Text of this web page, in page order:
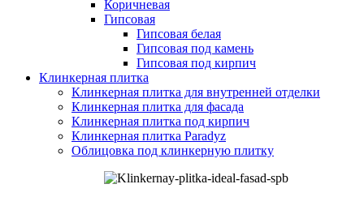
Коричневая
Гипсовая
Гипсовая белая
Гипсовая под камень
Гипсовая под кирпич
Клинкерная плитка
Клинкерная плитка для внутренней отделки
Клинкерная плитка для фасада
Клинкерная плитка под кирпич
Клинкерная плитка Paradyz
Облицовка под клинкерную плитку